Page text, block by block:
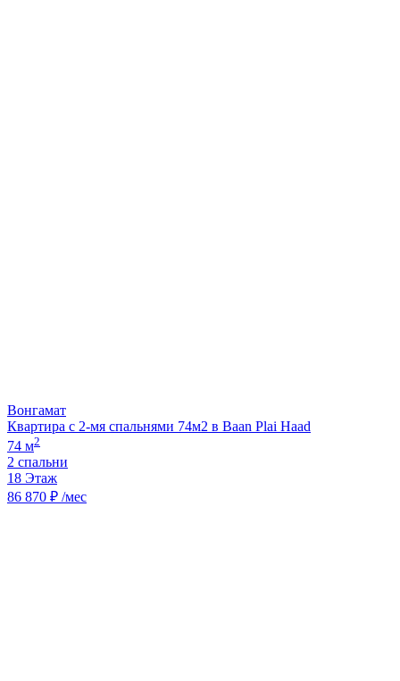
Вонгамат
Квартира с 2-мя спальнями 74м2 в Baan Plai Haad
74 м2
2 спальни
18 Этаж
86 870 ₽ /мес